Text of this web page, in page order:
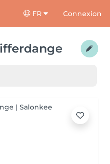
FR Connexion